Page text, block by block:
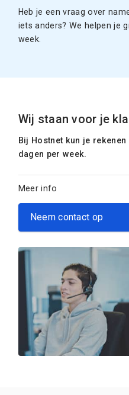
Heb je een vraag over
iets anders? We helpen je
week.
Wij staan voor je
Bij Hostnet kun je
dagen per week.
Meer info
Neem contact op